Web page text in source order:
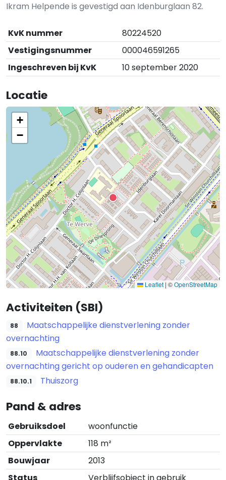
Ikram Helpende is gevestigd aan Idenburglaan 82.
KvK nummer
80224520
Vestigingsnummer
000046591265
Ingeschreven bij KvK
10 september 2020
Locatie
+
−
Leaflet | ©OpenStreetMap
Activiteiten (SBI)
88
Maatschappelijke dienstverlening zonder
overnachting
88.10
Maatschappelijke dienstverlening zonder
overnachting gericht op ouderen en gehandicapten
88.10.1 Thuiszorg
Pand & adres
Gebruiksdoel
woonfunctie
Oppervlakte
118 m²
Bouwjaar
2013
Status
Verblijfsobject in gebruik